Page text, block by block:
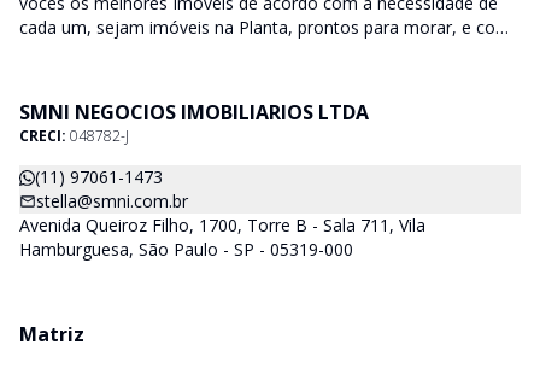
cada um, sejam imóveis na Planta, prontos para morar, e com
nossos clientes. Nossos Corretores (todos Credenciados ao
CRECI-SP) estarão a disposição para lhes mostrar os imóveis
que já temos e, também buscamos Imóveis e regiões que
agradem aos nossos clientes. Procurando Casa, apartamento,
sala comercial, terrenos, galpões dentre outros produtos
imobiliários, é só nos chamar.
SMNI NEGOCIOS IMOBILIARIOS LTDA
CRECI: 048782-J
(11) 97061-1473
stella@smni.com.br
Avenida Queiroz Filho, 1700, Torre B - Sala 711, Vila
Hamburguesa, São Paulo - SP - 05319-000
Matriz